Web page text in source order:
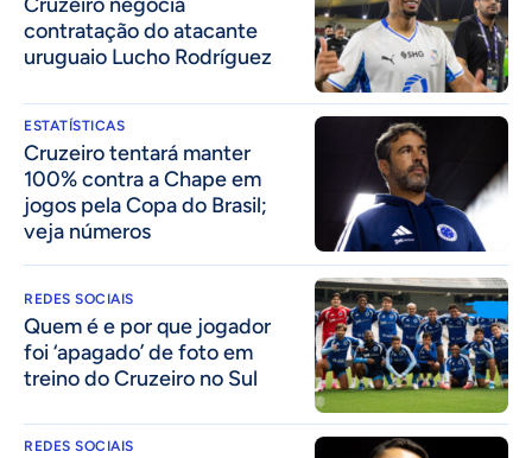
Cruzeiro negocia
contratação do atacante
uruguaio Lucho Rodríguez
ESTATÍSTICAS
Cruzeiro tentará manter
100% contra a Chape em
jogos pela Copa do Brasil;
veja números
REDES SOCIAIS
Quem é e por que jogador
foi ‘apagado’ de foto em
treino do Cruzeiro no Sul
REDES SOCIAIS